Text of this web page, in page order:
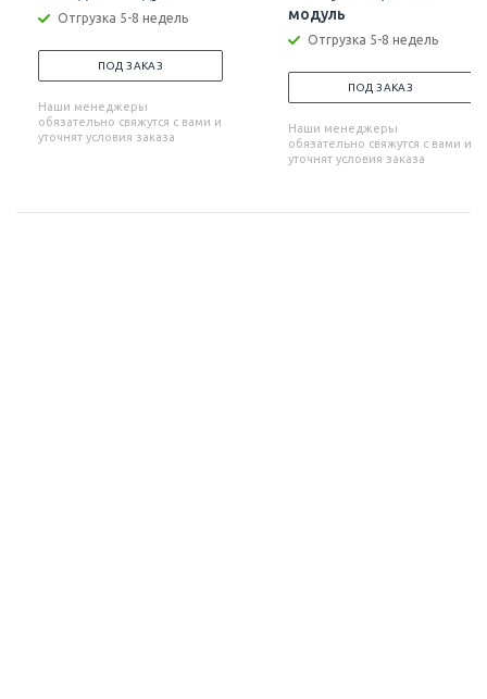
Отгрузка 5-8 недель
ПОД ЗАКАЗ
Наши менеджеры
обязательно свяжутся с вами и
уточнят условия заказа
модуль
Отгрузка 5-8 недель
ПОД ЗАКАЗ
Наши менеджеры
обязательно свяжутся с вами и
уточнят условия заказа